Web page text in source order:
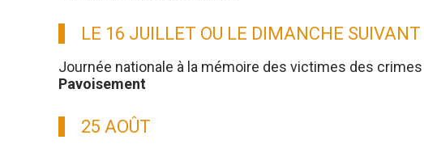
LE 16 JUILLET OU LE DIMANCHE SUIVANT
Journée nationale à la mémoire des victimes des
Pavoisement
25 AOÛT